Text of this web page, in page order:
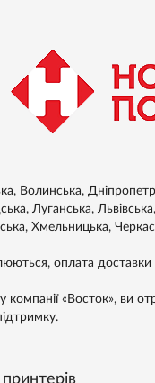
Волинська,
Луганська,
Хмельницька,
оплата доставки
«Восток», ви